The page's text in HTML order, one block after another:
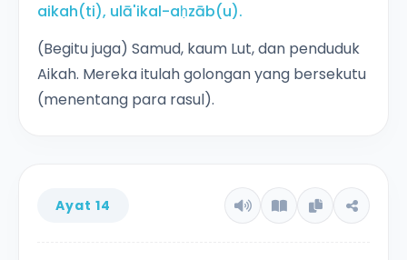
aikah(ti), ulā'ikal-aḥzāb(u).
(Begitu juga) Samud, kaum Lut, dan penduduk
Aikah. Mereka itulah golongan yang bersekutu
(menentang para rasul).
Ayat 14